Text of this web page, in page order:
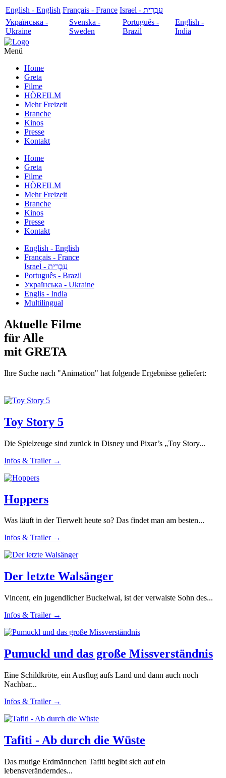
English - English Français - France
עִבְרִית - Israel
Українська -
Ukraine
Svenska -
Sweden
Português -
Brazil
English -
India
Menü
Home
Greta
Filme
HÖRFILM
Mehr Freizeit
Branche
Kinos
Presse
Kontakt
Home
Greta
Filme
HÖRFILM
Mehr Freizeit
Branche
Kinos
Presse
Kontakt
English - English
Français - France
עִבְרִית - Israel
Português - Brazil
Українська - Ukraine
Englis - India
Multilingual
Aktuelle Filme
für Alle
mit GRETA
Ihre Suche nach "Animation" hat folgende Ergebnisse geliefert:
Toy Story 5
Die Spielzeuge sind zurück in Disney und Pixar’s „Toy Story...
Infos & Trailer →
Hoppers
Was läuft in der Tierwelt heute so? Das findet man am besten...
Infos & Trailer →
Der letzte Walsänger
Vincent, ein jugendlicher Buckelwal, ist der verwaiste Sohn des...
Infos & Trailer →
Pumuckl und das große Missverständnis
Eine Schildkröte, ein Ausflug aufs Land und dann auch noch
Nachbar...
Infos & Trailer →
Tafiti - Ab durch die Wüste
Das mutige Erdmännchen Tafiti begibt sich auf ein
lebensveränderndes...